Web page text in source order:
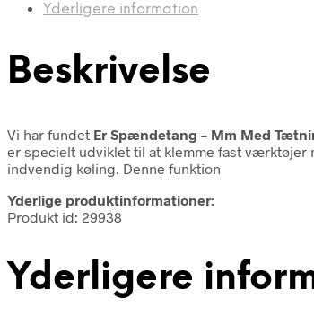
Yderligere information
Beskrivelse
Vi har fundet Er Spændetang – Mm Med
er specielt udviklet til at klemme fast
indvendig køling. Denne funktion
Yderlige produktinformationer:
Produkt id: 29938
Yderligere